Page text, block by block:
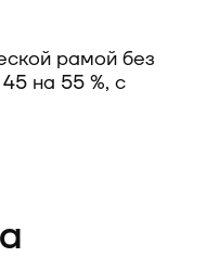
рамой без
на 55 %, с